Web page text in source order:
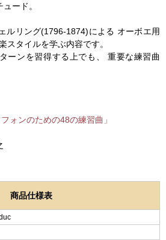
ード。
ルリング(1796-1874)による オーボエ用
スタイルを学ぶ内容です。
ーンを習得する上でも、 重要な練習曲
ォンのための48の練習曲」
商品仕様表